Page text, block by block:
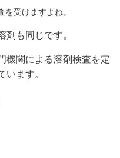
受けますよね。
剤も同じです。
機関による溶剤検査を定
います。